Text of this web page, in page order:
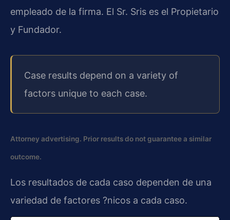
empleado de la firma. El Sr. Sris es el Propietario
y Fundador.
Case results depend on a variety of
factors unique to each case.
Attorney advertising. Prior results do not guarantee a similar
outcome.
Los resultados de cada caso dependen de una
variedad de factores ?nicos a cada caso.